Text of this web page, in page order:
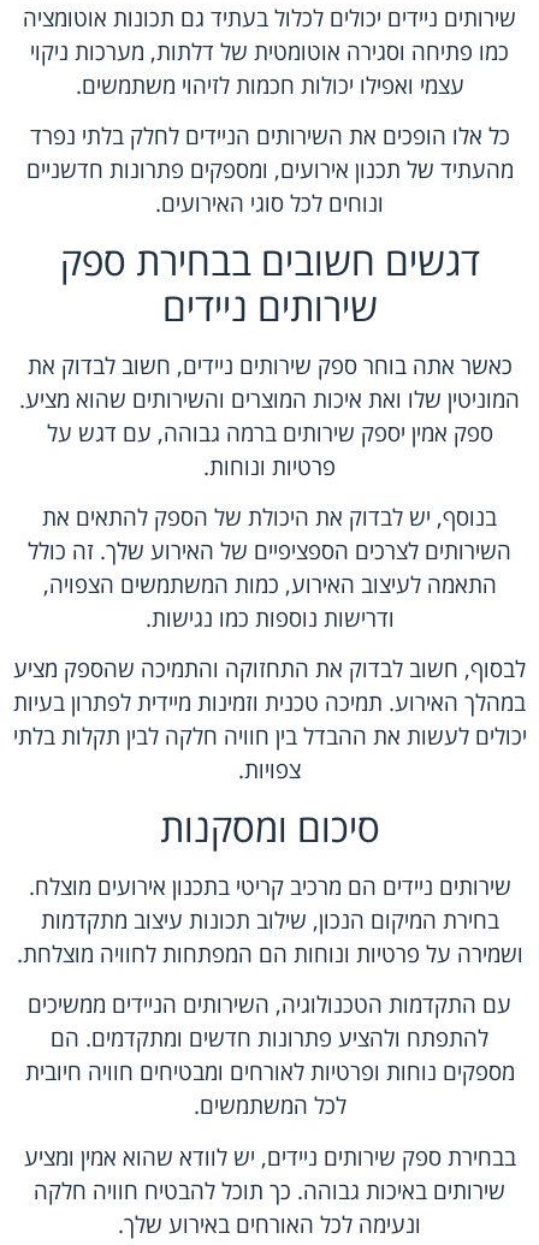
שירותים ניידים יכולים לכלול בעתיד גם תכונות אוטומציה
כמו פתיחה וסגירה אוטומטית של דלתות, מערכות ניקוי
עצמי ואפילו יכולות חכמות לזיהוי משתמשים.
כל אלו הופכים את השירותים הניידים לחלק בלתי נפרד
מהעתיד של תכנון אירועים, ומספקים פתרונות חדשניים
ונוחים לכל סוגי האירועים.
דגשים חשובים בבחירת ספק
שירותים ניידים
כאשר אתה בוחר ספק שירותים ניידים, חשוב לבדוק את
המוניטין שלו ואת איכות המוצרים והשירותים שהוא מציע.
ספק אמין יספק שירותים ברמה גבוהה, עם דגש על
פרטיות ונוחות.
בנוסף, יש לבדוק את היכולת של הספק להתאים את
השירותים לצרכים הספציפיים של האירוע שלך. זה כולל
התאמה לעיצוב האירוע, כמות המשתמשים הצפויה,
ודרישות נוספות כמו נגישות.
לבסוף, חשוב לבדוק את התחזוקה והתמיכה שהספק מציע
במהלך האירוע. תמיכה טכנית וזמינות מיידית לפתרון בעיות
יכולים לעשות את ההבדל בין חוויה חלקה לבין תקלות בלתי
צפויות.
סיכום ומסקנות
שירותים ניידים הם מרכיב קריטי בתכנון אירועים מוצלח.
בחירת המיקום הנכון, שילוב תכונות עיצוב מתקדמות
ושמירה על פרטיות ונוחות הם המפתחות לחוויה מוצלחת.
עם התקדמות הטכנולוגיה, השירותים הניידים ממשיכים
להתפתח ולהציע פתרונות חדשים ומתקדמים. הם
מספקים נוחות ופרטיות לאורחים ומבטיחים חוויה חיובית
לכל המשתמשים.
בבחירת ספק שירותים ניידים, יש לוודא שהוא אמין ומציע
שירותים באיכות גבוהה. כך תוכל להבטיח חוויה חלקה
ונעימה לכל האורחים באירוע שלך.